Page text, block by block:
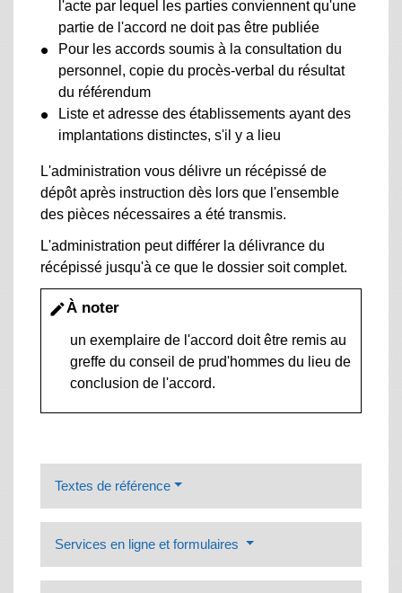
l'acte par lequel les parties conviennent qu'une
partie de l'accord ne doit pas être publiée
Pour les accords soumis à la consultation du
personnel, copie du procès-verbal du résultat
du référendum
Liste et adresse des établissements ayant des
implantations distinctes, s'il y a lieu
L'administration vous délivre un récépissé de
dépôt après instruction dès lors que l'ensemble
des pièces nécessaires a été transmis.
L'administration peut différer la délivrance du
récépissé jusqu'à ce que le dossier soit complet.
editÀ noter
un exemplaire de l'accord doit être remis au
greffe du conseil de prud'hommes du lieu de
conclusion de l'accord.
Textes de référence
Services en ligne et formulaires